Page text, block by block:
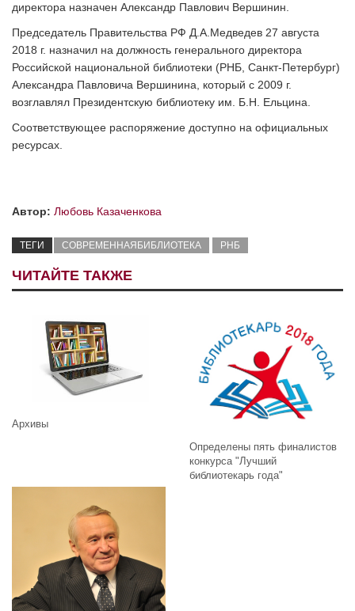
директора назначен Александр Павлович Вершинин.
Председатель Правительства РФ Д.А.Медведев 27 августа
2018 г. назначил на должность генерального директора
Российской национальной библиотеки (РНБ, Санкт-Петербург)
Александра Павловича Вершинина, который с 2009 г.
возглавлял Президентскую библиотеку им. Б.Н. Ельцина.
Соответствующее распоряжение доступно на официальных
ресурсах.
Автор: Любовь Казаченкова
ТЕГИ СОВРЕМЕННАЯБИБЛИОТЕКА РНБ
ЧИТАЙТЕ ТАКЖЕ
Архивы
Определены пять финалистов
конкурса "Лучший
библиотекарь года"